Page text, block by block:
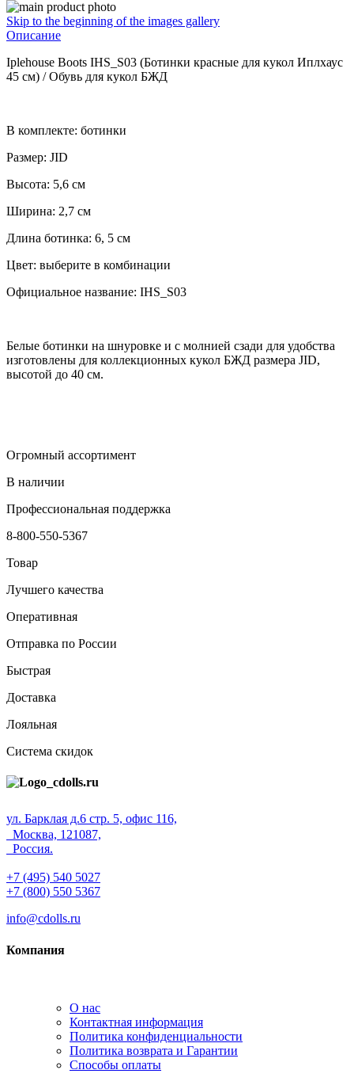
Skip to the beginning of the images gallery
Описание
Iplehouse Boots IHS_S03 (Ботинки красные для кукол Иплхаус
45 см) / Обувь для кукол БЖД
В комплекте: ботинки
Размер: JID
Высота: 5,6 см
Ширина: 2,7 см
Длина ботинка: 6, 5 см
Цвет: выберите в комбинации
Официальное название: IHS_S03
Белые ботинки на шнуровке и с молнией сзади для удобства
изготовлены для коллекционных кукол БЖД размера JID,
высотой до 40 см.
Огромный ассортимент
В наличии
Профессиональная поддержка
8-800-550-5367
Товар
Лучшего качества
Оперативная
Отправка по России
Быстрая
Доставка
Лояльная
Система скидок
ул. Барклая д.6 стр. 5, офис 116,
Москва, 121087,
Россия.
+7 (495) 540 5027
+7 (800) 550 5367
info@cdolls.ru
Компания
О нас
Контактная информация
Политика конфиденциальности
Политика возврата и Гарантии
Способы оплаты